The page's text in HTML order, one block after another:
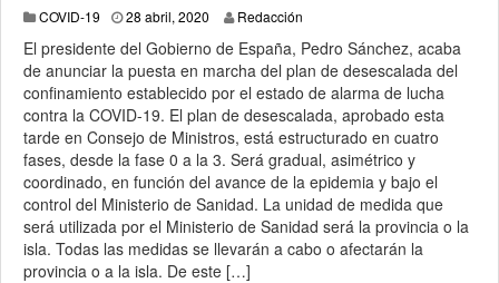
COVID-19 28 abril, 2020 29 abril, 2020
Redacción
El presidente del Gobierno de España, Pedro Sánchez, acaba
de anunciar la puesta en marcha del plan de desescalada del
confinamiento establecido por el estado de alarma de lucha
contra la COVID-19. El plan de desescalada, aprobado esta
tarde en Consejo de Ministros, está estructurado en cuatro
fases, desde la fase 0 a la 3. Será gradual, asimétrico y
coordinado, en función del avance de la epidemia y bajo el
control del Ministerio de Sanidad. La unidad de medida que
será utilizada por el Ministerio de Sanidad será la provincia o la
isla. Todas las medidas se llevarán a cabo o afectarán la
provincia o a la isla. De este […]